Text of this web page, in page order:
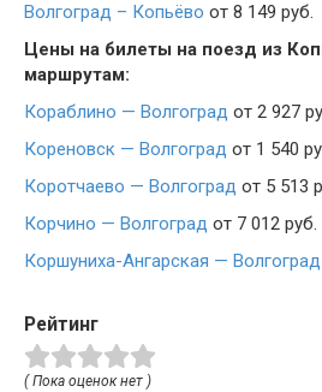
Волгоград – Копьёво от 8 149 руб.
Цены на билеты на поезд из
маршрутам:
Кораблино — Волгоград от 2 927
Кореновск — Волгоград от 1 540
Коротчаево — Волгоград от 5 513
Корчино — Волгоград от 7 012 руб.
Коршуниха-Ангарская — Волгоград
Рейтинг
( Пока оценок нет )